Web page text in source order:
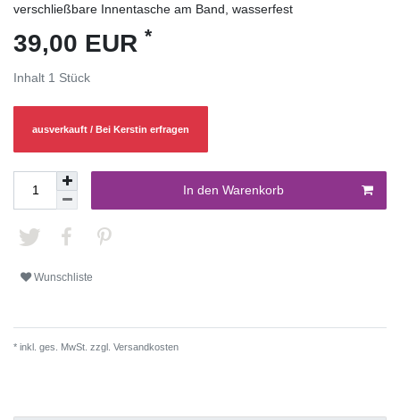
verschließbare Innentasche am Band, wasserfest
39,00 EUR *
Inhalt 1 Stück
ausverkauft / Bei Kerstin erfragen
In den Warenkorb
Wunschliste
* inkl. ges. MwSt. zzgl. Versandkosten